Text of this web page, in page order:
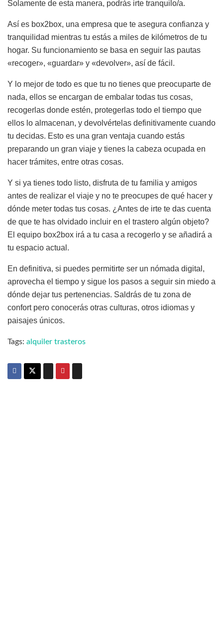
Solamente de esta manera, podrás irte tranquilo/a.
Así es box2box, una empresa que te asegura confianza y
tranquilidad mientras tu estás a miles de kilómetros de tu
hogar. Su funcionamiento se basa en seguir las pautas
«recoger», «guardar» y «devolver», así de fácil.
Y lo mejor de todo es que tu no tienes que preocuparte de
nada, ellos se encargan de embalar todas tus cosas,
recogerlas donde estén, protegerlas todo el tiempo que
ellos lo almacenan, y devolvértelas definitivamente cuando
tu decidas. Esto es una gran ventaja cuando estás
preparando un gran viaje y tienes la cabeza ocupada en
hacer trámites, entre otras cosas.
Y si ya tienes todo listo, disfruta de tu familia y amigos
antes de realizar el viaje y no te preocupes de qué hacer y
dónde meter todas tus cosas. ¿Antes de irte te das cuenta
de que te has olvidado incluir en el trastero algún objeto?
El equipo box2box irá a tu casa a recogerlo y se añadirá a
tu espacio actual.
En definitiva, si puedes permitirte ser un nómada digital,
aprovecha el tiempo y sigue los pasos a seguir sin miedo a
dónde dejar tus pertenencias. Saldrás de tu zona de
confort pero conocerás otras culturas, otros idiomas y
paisajes únicos.
Tags: alquiler trasteros